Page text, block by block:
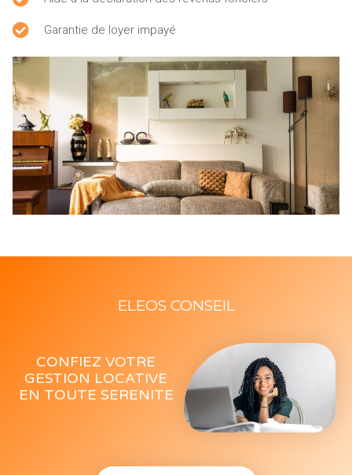
Garantie de loyer impayé
ELEOS CONSEIL
CONFIEZ VOTRE
GESTION LOCATIVE
EN TOUTE SERENITE